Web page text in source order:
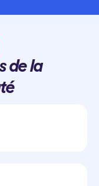
de la